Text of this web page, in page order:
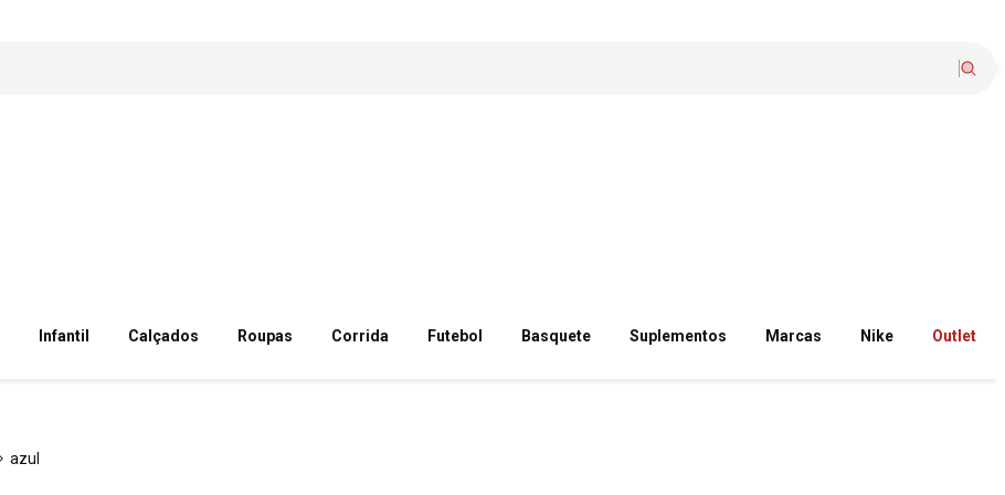
Infantil Calçados Roupas Corrida Futebol Basquete Suplementos Marcas Nike Outlet
azul